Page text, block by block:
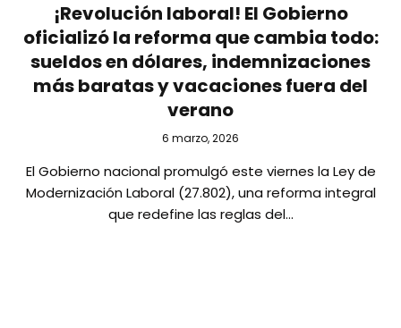
¡Revolución laboral! El Gobierno
oficializó la reforma que cambia todo:
sueldos en dólares, indemnizaciones
más baratas y vacaciones fuera del
verano
6 marzo, 2026
El Gobierno nacional promulgó este viernes la Ley de
Modernización Laboral (27.802), una reforma integral
que redefine las reglas del…